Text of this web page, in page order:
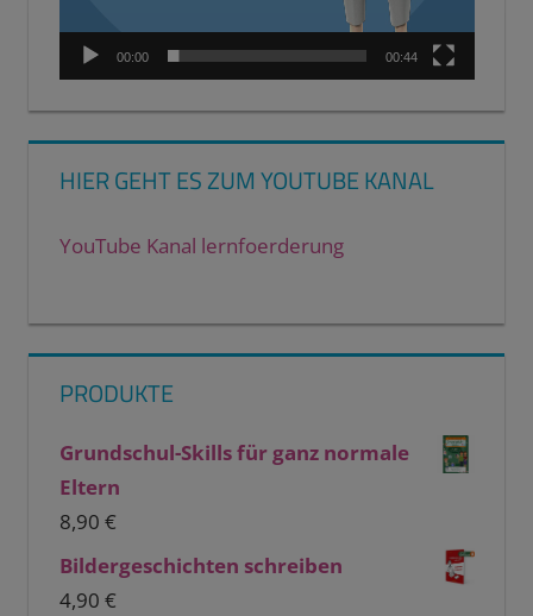
00:00 00:44
HIER GEHT ES ZUM YOUTUBE KANAL
YouTube Kanal lernfoerderung
PRODUKTE
Grundschul-Skills für ganz normale
Eltern
8,90 €
Bildergeschichten schreiben
4,90 €